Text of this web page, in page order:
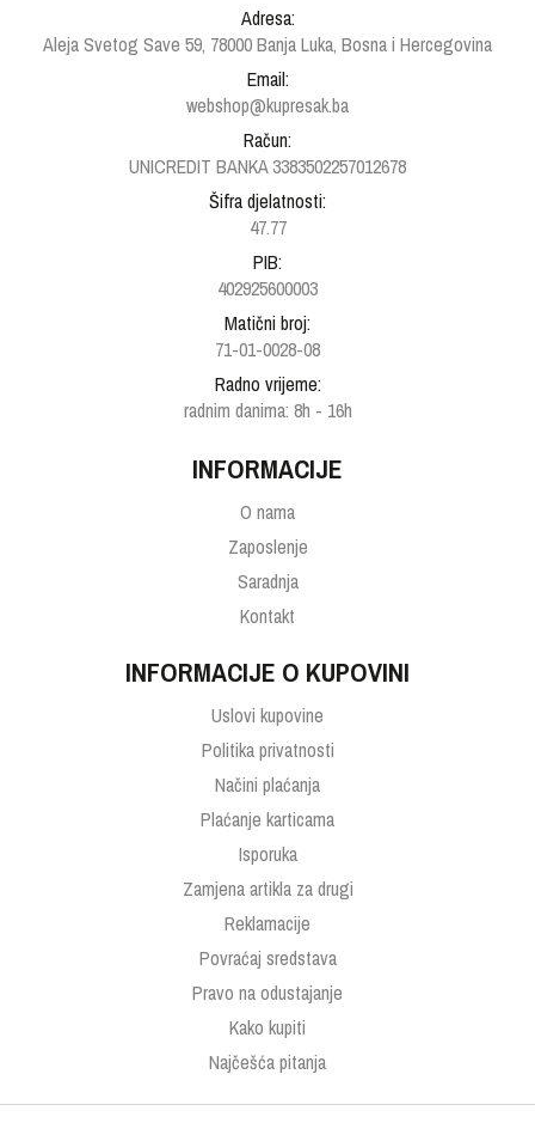
Adresa:
Aleja Svetog Save 59, 78000 Banja Luka, Bosna i Hercegovina
Email:
webshop@kupresak.ba
Račun:
UNICREDIT BANKA 3383502257012678
Šifra djelatnosti:
47.77
PIB:
402925600003
Matični broj:
71-01-0028-08
Radno vrijeme:
radnim danima: 8h - 16h
INFORMACIJE
O nama
Zaposlenje
Saradnja
Kontakt
INFORMACIJE O KUPOVINI
Uslovi kupovine
Politika privatnosti
Načini plaćanja
Plaćanje karticama
Isporuka
Zamjena artikla za drugi
Reklamacije
Povraćaj sredstava
Pravo na odustajanje
Kako kupiti
Najčešća pitanja